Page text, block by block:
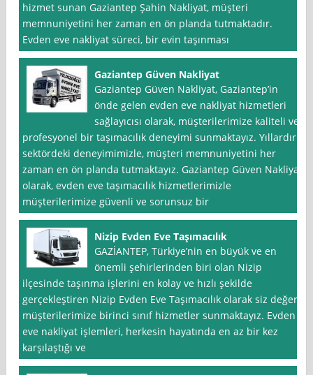
hizmet sunan Gaziantep Şahin Nakliyat, müşteri
memnuniyetini her zaman en ön planda tutmaktadır.
Evden eve nakliyat süreci, bir evin taşınması
Gaziantep Güven Nakliyat
Gaziantep Güven Nakliyat, Gaziantep’in
önde gelen evden eve nakliyat hizmetleri
sağlayıcısı olarak, müşterilerimize kaliteli ve
profesyonel bir taşımacılık deneyimi sunmaktayız. Yıllardır
sektördeki deneyimimizle, müşteri memnuniyetini her
zaman en ön planda tutmaktayız. Gaziantep Güven Nakliyat
olarak, evden eve taşımacılık hizmetlerimizle
müşterilerimize güvenli ve sorunsuz bir
Nizip Evden Eve Taşımacılık
GAZİANTEP, Türkiye’nin en büyük ve en
önemli şehirlerinden biri olan Nizip
ilçesinde taşınma işlerini en kolay ve hızlı şekilde
gerçekleştiren Nizip Evden Eve Taşımacılık olarak siz değerli
müşterilerimize birinci sınıf hizmetler sunmaktayız. Evden
eve nakliyat işlemleri, herkesin hayatında en az bir kez
karşılaştığı ve